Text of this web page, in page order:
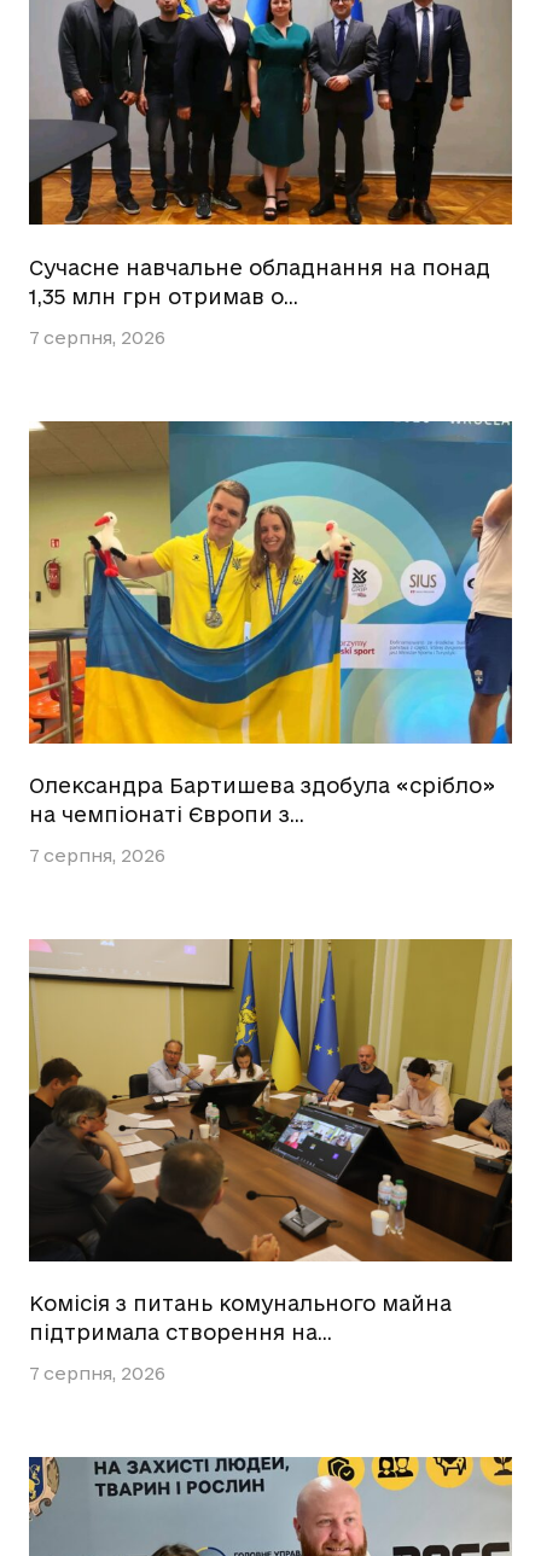
Сучасне навчальне обладнання на понад
1,35 млн грн отримав о…
7 серпня, 2026
Олександра Бартишева здобула «срібло»
на чемпіонаті Європи з…
7 серпня, 2026
Комісія з питань комунального майна
підтримала створення на…
7 серпня, 2026